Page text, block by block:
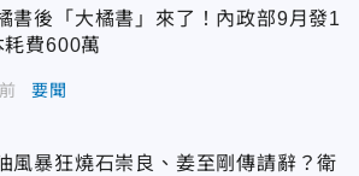
書後「大橘書」來了！內政部9月發1
耗費600萬
要聞
風暴狂燒石崇良、姜至剛傳請辭？衛